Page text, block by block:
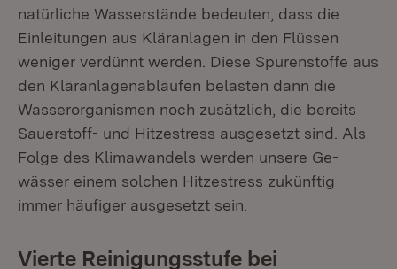
natürliche Wasserstände bedeuten, dass die
Einleitungen aus Kläranlagen in den Flüssen
weniger verdünnt werden. Diese Spurenstoffe aus
den Kläranlagenabläufen belasten dann die
Wasserorganismen noch zusätzlich, die bereits
Sauerstoff- und Hitzestress ausgesetzt sind. Als
Folge des Klimawandels werden unsere Ge­
wässer einem solchen Hitzestress zukünftig
immer häufiger ausgesetzt sein.
Vierte Reinigungsstufe bei